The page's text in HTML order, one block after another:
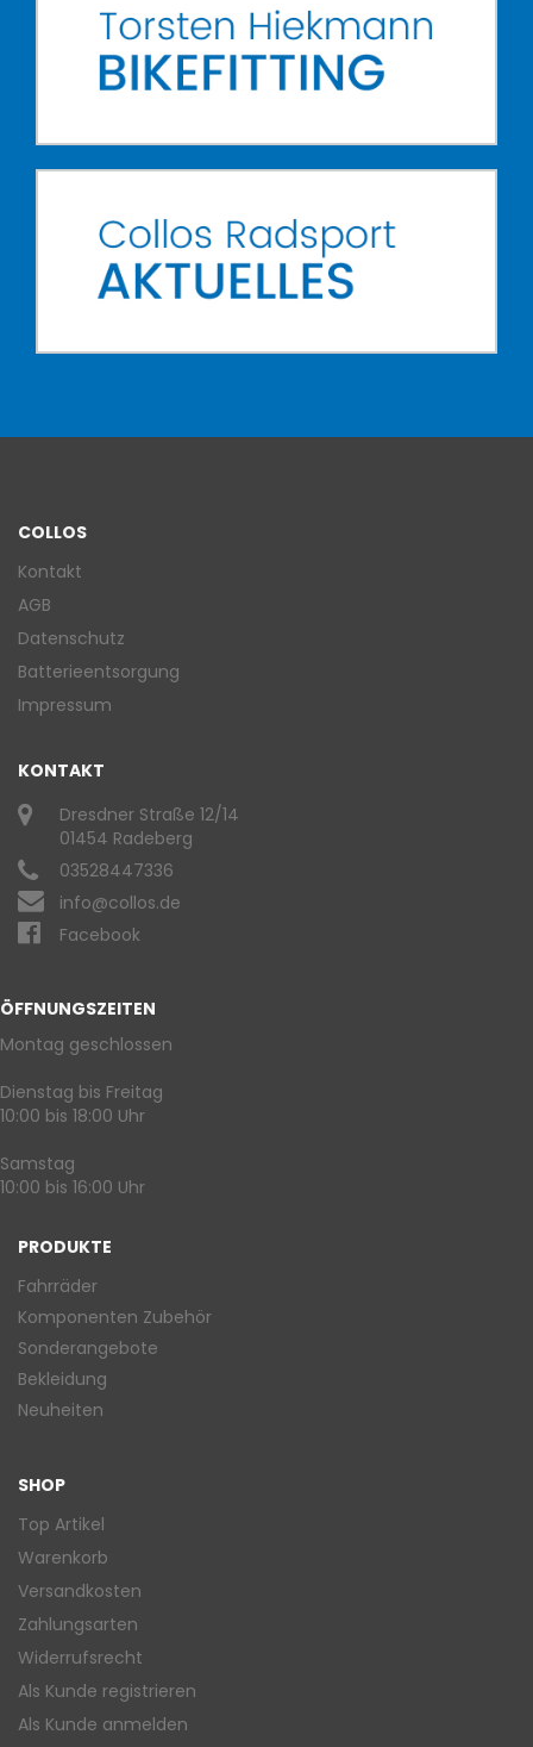
COLLOS
Kontakt
AGB
Datenschutz
Batterieentsorgung
Impressum
KONTAKT
Dresdner Straße 12/14
01454 Radeberg
03528447336
info@collos.de
Facebook
ÖFFNUNGSZEITEN
Montag geschlossen
Dienstag bis Freitag
10:00 bis 18:00 Uhr
Samstag
10:00 bis 16:00 Uhr
PRODUKTE
Fahrräder
Komponenten Zubehör
Sonderangebote
Bekleidung
Neuheiten
SHOP
Top Artikel
Warenkorb
Versandkosten
Zahlungsarten
Widerrufsrecht
Als Kunde registrieren
Als Kunde anmelden